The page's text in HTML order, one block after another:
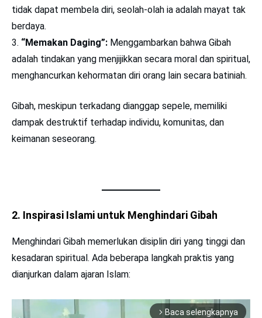
tidak dapat membela diri, seolah-olah ia adalah mayat tak
berdaya.
“Memakan Daging”: Menggambarkan bahwa Gibah
adalah tindakan yang menjijikkan secara moral dan spiritual,
menghancurkan kehormatan diri orang lain secara batiniah.
Gibah, meskipun terkadang dianggap sepele, memiliki
dampak destruktif terhadap individu, komunitas, dan
keimanan seseorang.
2. Inspirasi Islami untuk Menghindari Gibah
Menghindari Gibah memerlukan disiplin diri yang tinggi dan
kesadaran spiritual. Ada beberapa langkah praktis yang
dianjurkan dalam ajaran Islam:
arrow_forward_ios Baca selengkapnya